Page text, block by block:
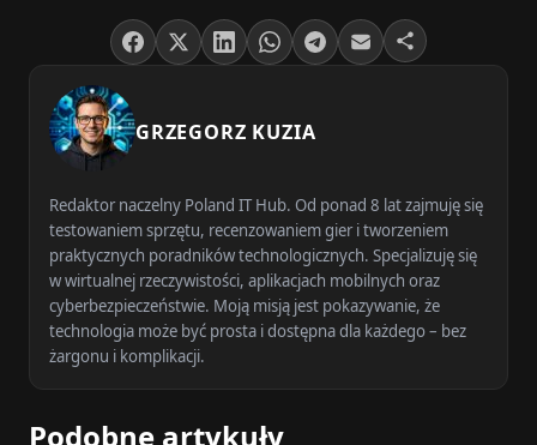
GRZEGORZ KUZIA
Redaktor naczelny Poland IT Hub. Od ponad 8 lat zajmuję się
testowaniem sprzętu, recenzowaniem gier i tworzeniem
praktycznych poradników technologicznych. Specjalizuję się
w wirtualnej rzeczywistości, aplikacjach mobilnych oraz
cyberbezpieczeństwie. Moją misją jest pokazywanie, że
technologia może być prosta i dostępna dla każdego – bez
żargonu i komplikacji.
Podobne artykuły